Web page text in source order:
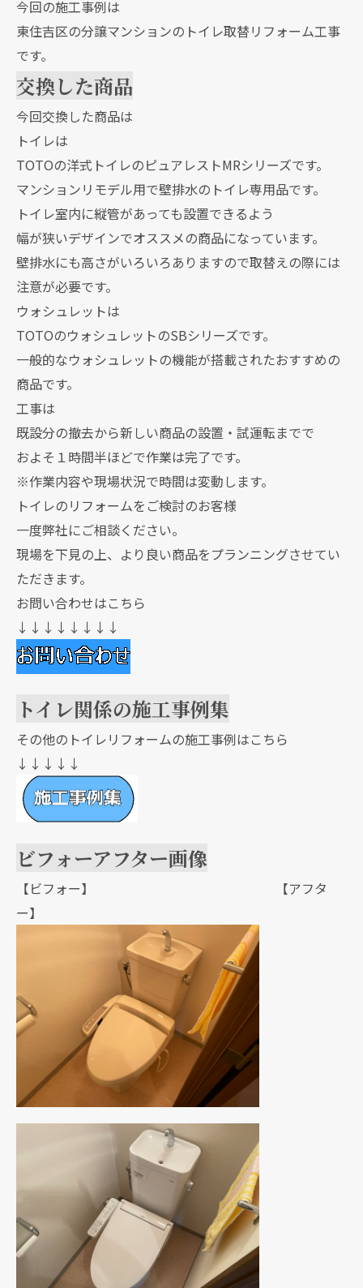
今回の施工事例は
東住吉区の分譲マンションのトイレ取替リフォーム工事
です。
交換した商品
今回交換した商品は
トイレは
TOTOの洋式トイレのピュアレストMRシリーズです。
マンションリモデル用で壁排水のトイレ専用品です。
トイレ室内に縦管があっても設置できるよう
幅が狭いデザインでオススメの商品になっています。
壁排水にも高さがいろいろありますので取替えの際には
注意が必要です。
ウォシュレットは
TOTOのウォシュレットのSBシリーズです。
一般的なウォシュレットの機能が搭載されたおすすめの
商品です。
工事は
既設分の撤去から新しい商品の設置・試運転までで
およそ１時間半ほどで作業は完了です。
※作業内容や現場状況で時間は変動します。
トイレのリフォームをご検討のお客様
一度弊社にご相談ください。
現場を下見の上、より良い商品をプランニングさせてい
ただきます。
お問い合わせはこちら
↓↓↓↓↓↓↓↓
トイレ関係の施工事例集
その他のトイレリフォームの施工事例はこちら
↓↓↓↓↓
ビフォーアフター画像
【ビフォー】 【アフタ
ー】